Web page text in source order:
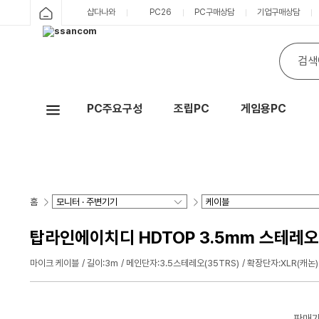
샵다나와 PC26 PC구매상담 기업구매상담
PC주요구성 조립PC 게임용PC
홈
탑라인에이치디 HDTOP 3.5mm 스테
마이크 케이블 길이:3m 메인단자:3.5스테레오(35TRS) 확장단자:XLR(캐논)